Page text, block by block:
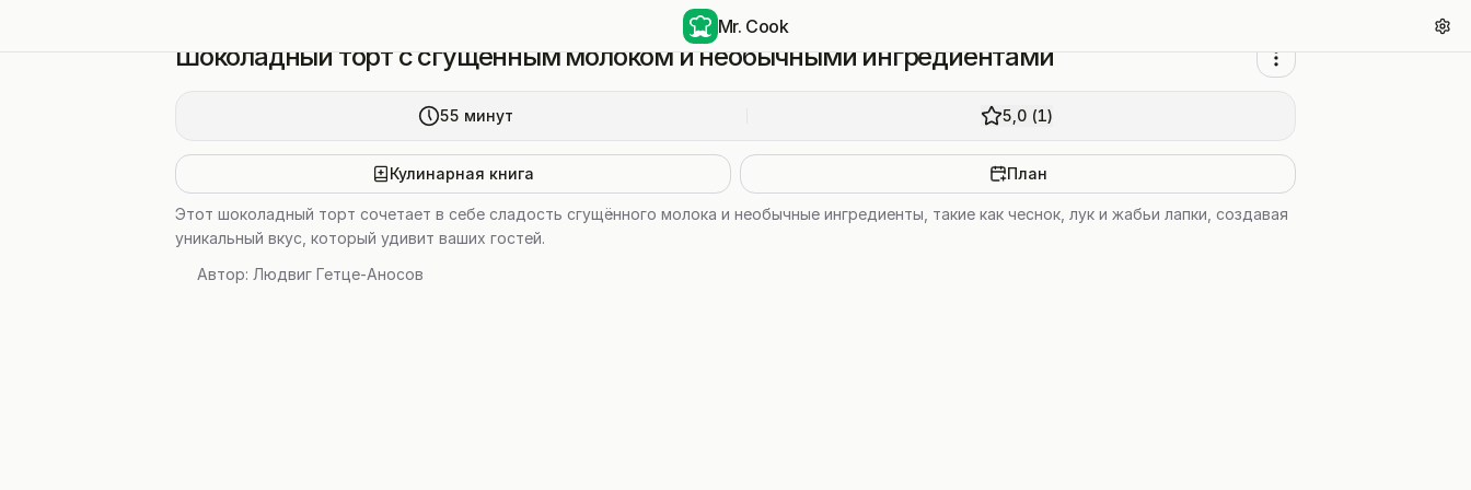
Шоколадный торт с сгущённым молоком и необычными ингредиентами
55 минут 5,0 (1)
Кулинарная книга План
Этот шоколадный торт сочетает в себе сладость сгущённого молока и необычные ингредиенты, такие как чеснок, лук и жабьи лапки, создавая
уникальный вкус, который удивит ваших гостей.
Автор: Людвиг Гетце-Аносов
Mr. Cook